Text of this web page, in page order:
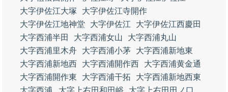
大字伊佐江大塚
大字伊佐江寺開作
大字伊佐江地神堂
大字伊佐江
大字伊佐江西慶田
大字西浦半田
大字西浦女山
大字西浦丸山
大字西浦里木舟
大字西浦小茅
大字西浦新地東
大字西浦新地西
大字西浦開作西
大字西浦黄金通
大字西浦開作東
大字西浦干拓
大字西浦新地西東
大字西浦
大字上右田和田峪
大字上右田田ノ口